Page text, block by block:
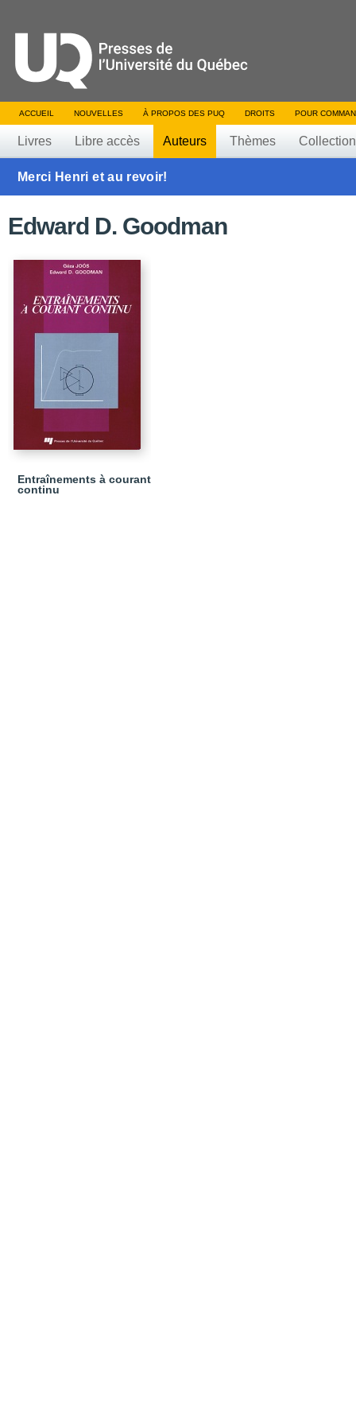
ACCUEIL NOUVELLES À PROPOS DES PUQ DROITS POUR
Livres Libre accès Auteurs Thèmes
Merci Henri et au revoir!
Edward D. Goodman
Entraînements à courant
continu